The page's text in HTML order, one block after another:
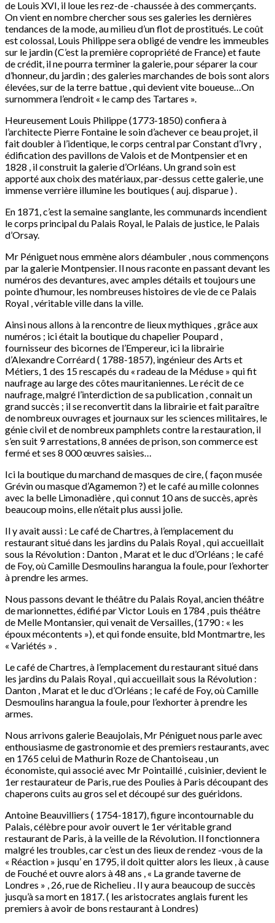
de Louis XVI, il loue les rez-de -chaussée à des commerçants.
On vient en nombre chercher sous ses galeries les dernières
tendances de la mode, au milieu d’un flot de prostitués. Le coût
est colossal, Louis Philippe sera obligé de vendre les immeubles
sur le jardin (C’est la première copropriété de France) et faute
de crédit, il ne pourra terminer la galerie, pour séparer la cour
d’honneur, du jardin ; des galeries marchandes de bois sont alors
élevées, sur de la terre battue , qui devient vite boueuse…On
surnommera l’endroit « le camp des Tartares ».
Heureusement Louis Philippe (1773-1850) confiera à
l’architecte Pierre Fontaine le soin d’achever ce beau projet, il
fait doubler à l’identique, le corps central par Constant d’Ivry ,
édification des pavillons de Valois et de Montpensier et en
1828 , il construit la galerie d’Orléans. Un grand soin est
apporté aux choix des matériaux, par-dessus cette galerie, une
immense verrière illumine les boutiques ( auj. disparue ) .
En 1871, c’est la semaine sanglante, les communards incendient
le corps principal du Palais Royal, le Palais de justice, le Palais
d’Orsay.
Mr Péniguet nous emmène alors déambuler , nous commençons
par la galerie Montpensier. Il nous raconte en passant devant les
numéros des devantures, avec amples détails et toujours une
pointe d’humour, les nombreuses histoires de vie de ce Palais
Royal , véritable ville dans la ville.
Ainsi nous allons à la rencontre de lieux mythiques , grâce aux
numéros ; ici était la boutique du chapelier Poupard ,
fournisseur des bicornes de l’Empereur, ici la librairie
d’Alexandre Corréard ( 1788-1857), ingénieur des Arts et
Métiers, 1 des 15 rescapés du « radeau de la Méduse » qui fit
naufrage au large des côtes mauritaniennes. Le récit de ce
naufrage, malgré l’interdiction de sa publication , connait un
grand succès ; il se reconvertit dans la librairie et fait paraître
de nombreux ouvrages et journaux sur les sciences militaires, le
génie civil et de nombreux pamphlets contre la restauration, il
s’en suit 9 arrestations, 8 années de prison, son commerce est
fermé et ses 8 000 œuvres saisies…
Ici la boutique du marchand de masques de cire, ( façon musée
Grévin ou masque d’Agamemon ?) et le café au mille colonnes
avec la belle Limonadière , qui connut 10 ans de succès, après
beaucoup moins, elle n’était plus aussi jolie.
Il y avait aussi : Le café de Chartres, à l’emplacement du
restaurant situé dans les jardins du Palais Royal , qui accueillait
sous la Révolution : Danton , Marat et le duc d’Orléans ; le café
de Foy, où Camille Desmoulins harangua la foule, pour l’exhorter
à prendre les armes.
Nous passons devant le théâtre du Palais Royal, ancien théâtre
de marionnettes, édifié par Victor Louis en 1784 , puis théâtre
de Melle Montansier, qui venait de Versailles, (1790 : « les
époux mécontents »), et qui fonde ensuite, bld Montmartre, les
« Variétés » .
Le café de Chartres, à l’emplacement du restaurant situé dans
les jardins du Palais Royal , qui accueillait sous la Révolution :
Danton , Marat et le duc d’Orléans ; le café de Foy, où Camille
Desmoulins harangua la foule, pour l’exhorter à prendre les
armes.
Nous arrivons galerie Beaujolais, Mr Péniguet nous parle avec
enthousiasme de gastronomie et des premiers restaurants, avec
en 1765 celui de Mathurin Roze de Chantoiseau , un
économiste, qui associé avec Mr Pointaillé , cuisinier, devient le
1er restaurateur de Paris, rue des Poulies à Paris découpant des
chaperons cuits au gros sel et découpé sur des guéridons.
Antoine Beauvilliers ( 1754-1817), figure incontournable du
Palais, célèbre pour avoir ouvert le 1er véritable grand
restaurant de Paris, à la veille de la Révolution. Il fonctionnera
malgré les troubles, car c’est un des lieux de rendez -vous de la
« Réaction » jusqu’ en 1795, il doit quitter alors les lieux , à cause
de Fouché et ouvre alors à 48 ans , « La grande taverne de
Londres » , 26, rue de Richelieu . Il y aura beaucoup de succès
jusqu’à sa mort en 1817. ( les aristocrates anglais furent les
premiers à avoir de bons restaurant à Londres)